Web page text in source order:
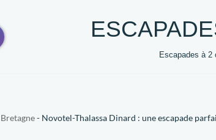
Escapades à 2
Bretagne- Novotel-Thalassa Dinard : une escapade